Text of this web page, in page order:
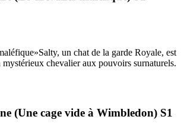
un chat de la garde Royale, est
mystérieux chevalier aux pouvoirs surnaturels.
(Une cage vide à Wimbledon) S1